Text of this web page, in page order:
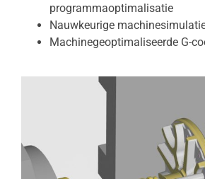
programmaoptimalisatie
Nauwkeurige
Machinegeoptimaliseerde G-